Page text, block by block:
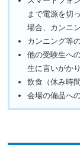
まで電源を切
場合、カンニ
カンニング等
他の受験生へ
生に言いがか
飲食（休み時
会場の備品へ